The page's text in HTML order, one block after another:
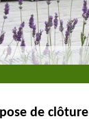
de clôture